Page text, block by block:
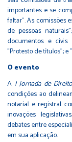
importantes e se
faltar". As comissões
de pessoas
documentos e civis
"Protesto de títulos";
O evento
A I Jornada de
condições ao
notarial e registral
inovações
debates entre
em sua aplicação.